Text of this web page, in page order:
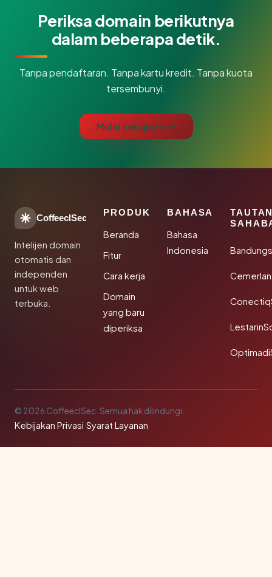
Periksa domain berikutnya
dalam beberapa detik.
Tanpa pendaftaran. Tanpa kartu kredit. Tanpa kuota
tersembunyi.
Mulai cek gratis →
CoffeeclSec
Intelijen domain
otomatis dan
independen
untuk web
terbuka.
PRODUK
Beranda
Fitur
Cara kerja
Domain
yang baru
diperiksa
BAHASA
Bahasa
Indonesia
© 2026 CoffeeclSec. Semua hak dilindungi.
Kebijakan Privasi·Syarat Layanan